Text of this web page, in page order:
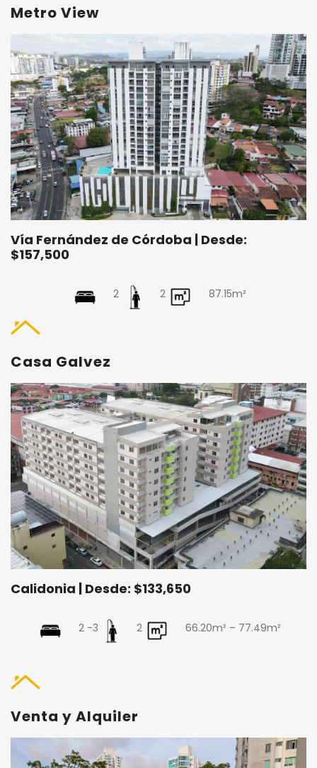
Metro View
Vía Fernández de Córdoba | Desde:
$157,500
2 2 87.15m²
Casa Galvez
Calidonia | Desde: $133,650
2 -3 2 66.20m² – 77.49m²
Venta y Alquiler